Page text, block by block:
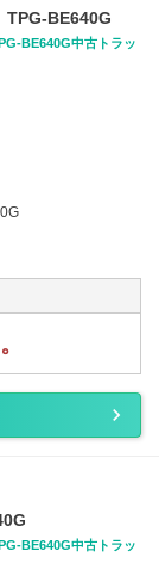
BE640G
BE640G中古トラッ
BE640G中古トラッ